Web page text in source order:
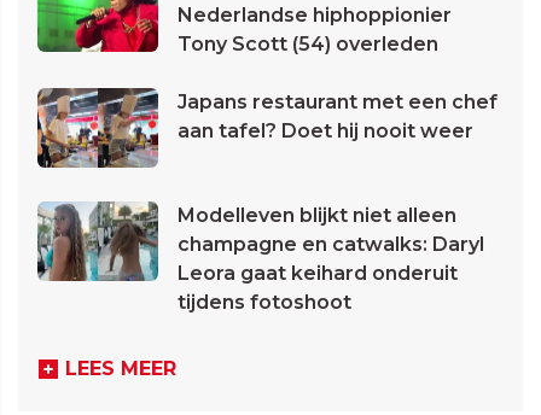
Nederlandse hiphoppionier
Tony Scott (54) overleden
Japans restaurant met een chef
aan tafel? Doet hij nooit weer
Modelleven blijkt niet alleen
champagne en catwalks: Daryl
Leora gaat keihard onderuit
tijdens fotoshoot
LEES MEER